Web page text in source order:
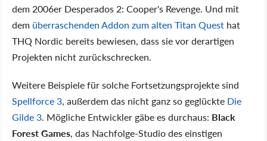
dem 2006er Desperados 2: Cooper's Revenge. Und mit
dem überraschenden Addon zum alten Titan Quest hat
THQ Nordic bereits bewiesen, dass sie vor derartigen
Projekten nicht zurückschrecken.
Weitere Beispiele für solche Fortsetzungsprojekte sind
Spellforce 3, außerdem das nicht ganz so geglückte Die
Gilde 3. Mögliche Entwickler gäbe es durchaus: Black
Forest Games, das Nachfolge-Studio des einstigen